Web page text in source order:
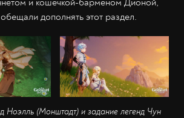
дополнять этот раздел.
Ноэлль (Монштадт) и задание легенд Чун